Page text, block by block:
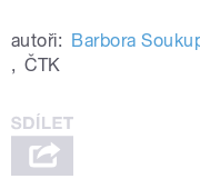
autoři: Barbora
, ČTK